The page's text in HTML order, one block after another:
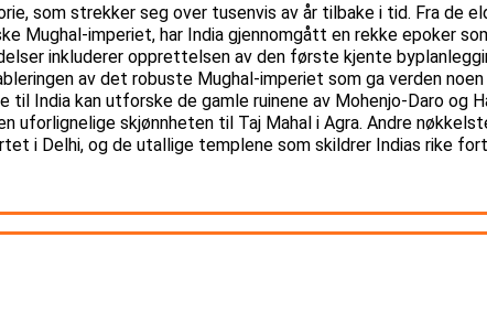
som strekker seg over tusenvis av år tilbake i tid. Fra de
Mughal-imperiet, har India gjennomgått en rekke epoker
inkluderer opprettelsen av den første kjente
av det robuste Mughal-imperiet som ga verden
til India kan utforske de gamle ruinene av Mohenjo-Daro og
uforlignelige skjønnheten til Taj Mahal i Agra. Andre
i Delhi, og de utallige templene som skildrer Indias rike